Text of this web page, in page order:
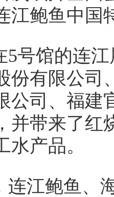
江鲍鱼中国
5号馆的连
份有限公司
公司、福建
并带来了红
水产品。
连江鲍鱼、